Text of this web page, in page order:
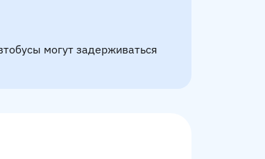
могут задерживаться